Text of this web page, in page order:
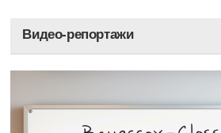
Видео-репортажи